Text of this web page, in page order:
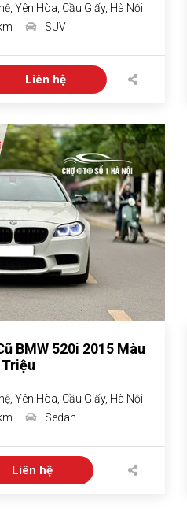
Yên Hòa, Cầu Giấy, Hà Nội
SUV
Liên hệ
BMW 520i 2015 Màu
Yên Hòa, Cầu Giấy, Hà Nội
Sedan
Liên hệ